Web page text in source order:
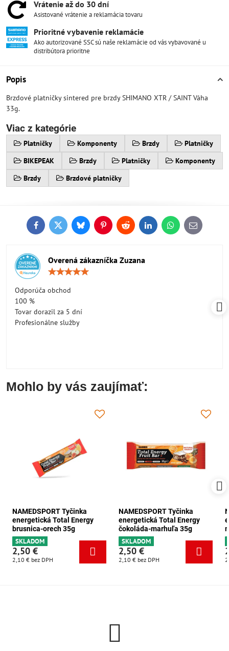
Vrátenie až do 30 dní
Asistované vrátenie a reklamácia tovaru
Prioritné vybavenie reklamácie
Ako autorizované SSC sú naše reklamácie od vás vybavované u
distribútora prioritne
Popis
Brzdové platničky sintered pre brzdy SHIMANO XTR / SAINT Váha
33g.
Viac z kategórie
Platničky Komponenty Brzdy
Platničky
BIKEPEAK
Brzdy Platničky
Komponenty
Brzdy
Brzdové platničky
FacebookTwitterBlueskyPinterestReddit LinkedInWhatsApp
E-
mail
Overená zákazníčka Zuzana
Odporúča obchod
100 %
Tovar dorazil za 5 dní
Profesionálne služby
Mohlo by vás zaujímať:
NAMEDSPORT Tyčinka
energetická Total Energy
brusnica-orech 35g
SKLADOM
2,50 €
2,10 € bez DPH
NAMEDSPORT Tyčinka
energetická Total Energy
čokoláda-marhuľa 35g
SKLADOM
2,50 €
2,10 € bez DPH